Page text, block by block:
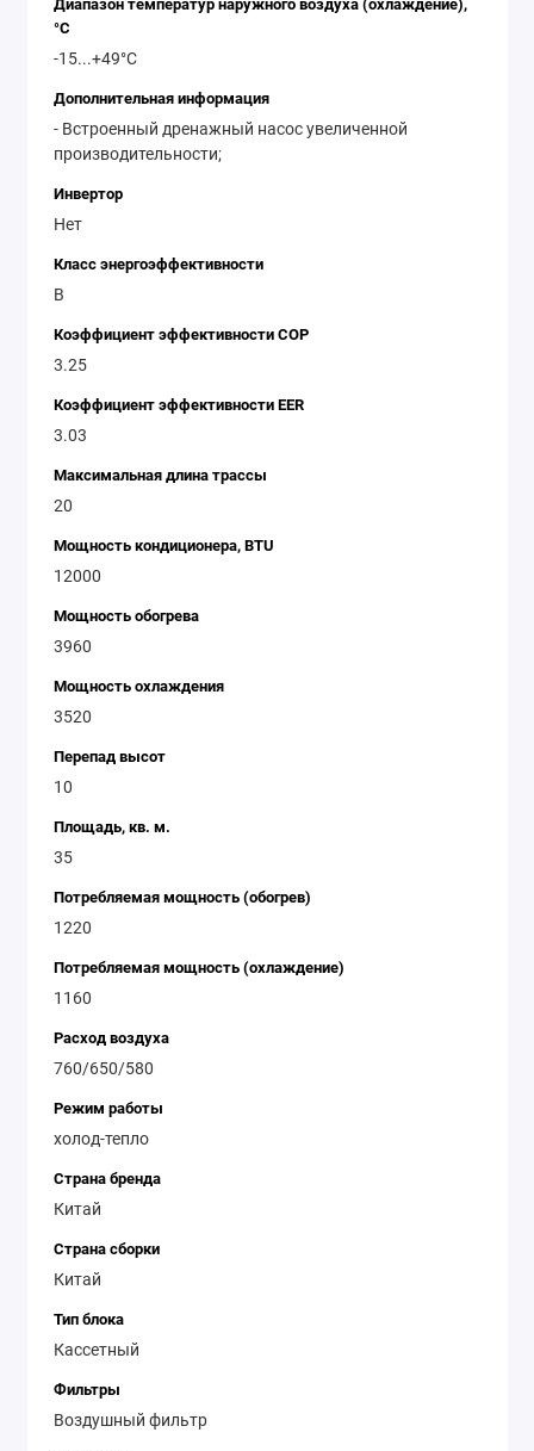
Диапазон температур наружного воздуха (охлаждение),
°C
-15...+49°С
Дополнительная информация
- Встроенный дренажный насос увеличенной
производительности;
Инвертор
Нет
Класс энергоэффективности
B
Коэффициент эффективности COP
3.25
Коэффициент эффективности EER
3.03
Максимальная длина трассы
20
Мощность кондиционера, BTU
12000
Мощность обогрева
3960
Мощность охлаждения
3520
Перепад высот
10
Площадь, кв. м.
35
Потребляемая мощность (обогрев)
1220
Потребляемая мощность (охлаждение)
1160
Расход воздуха
760/650/580
Режим работы
холод-тепло
Страна бренда
Китай
Страна сборки
Китай
Тип блока
Кассетный
Фильтры
Воздушный фильтр